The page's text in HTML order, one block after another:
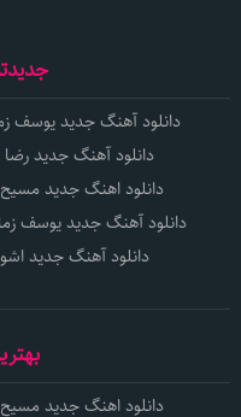
دانلود آهنگ جدید یوسف
دانلود آهنگ جدید
دانلود اهنگ جدید
دانلود آهنگ جدید یوسف
دانلود آهنگ جدید
دانلود اهنگ جدید